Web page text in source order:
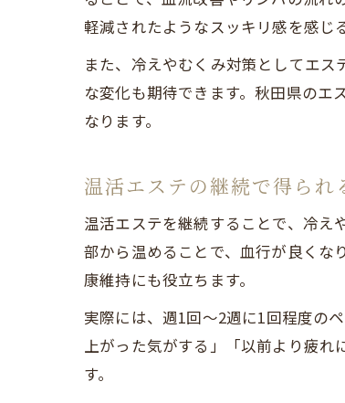
軽減されたようなスッキリ感を感じ
また、冷えやむくみ対策としてエ
な変化も期待できます。秋田県の
なります。
温活エステの継続で得られ
温活エステを継続することで、冷え
部から温めることで、血行が良くな
康維持にも役立ちます。
実際には、週1回〜2週に1回程度の
上がった気がする」「以前より疲
す。